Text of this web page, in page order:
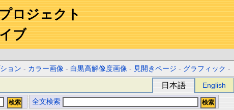
ロジェクト
ブ
ョン - カラー画像 - 白黒高解像度画像 - 見開きページ - グラフィック -
日本語 English
全文検索